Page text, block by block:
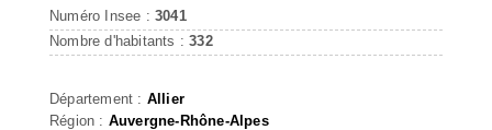
Numéro Insee : 3041
Nombre d'habitants :332
Département : Allier
Région : Auvergne-Rhône-Alpes